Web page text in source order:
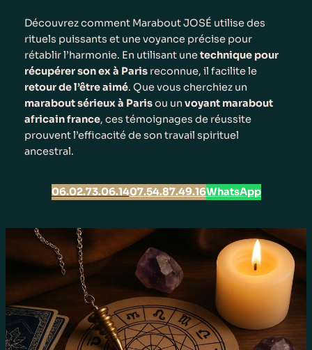
Découvrez comment Marabout JOSÉ utilise des
rituels puissants et une voyance précise pour
rétablir l’harmonie. En utilisant unetechnique pour
récupérer son ex à Parisreconnue, il facilite le
retour de l’être aimé. Que vous cherchiez un
marabout sérieux à Parisou un voyant marabout
africain france, ces témoignages de réussite
prouvent l’efficacité de son travail spirituel
ancestral.
06.02.73.06.1407.54.87.49.16WhatsApp